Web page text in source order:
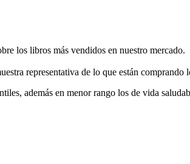
los libros más vendidos en nuestro mercado.
representativa de lo que están comprando
además en menor rango los de vida